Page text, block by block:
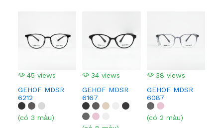
45 views
GEHOF MDSR
6212
(có 3 màu)
34 views
GEHOF MDSR
6167
38 views
GEHOF MDSR
6087
(có 2 màu)